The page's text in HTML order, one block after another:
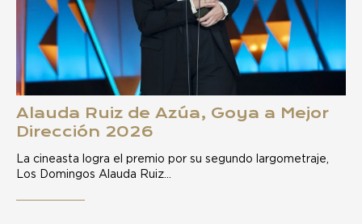
Alauda Ruiz de Azúa, Goya a Mejor
Dirección 2026
La cineasta logra el premio por su segundo largometraje,
Los Domingos Alauda Ruiz…